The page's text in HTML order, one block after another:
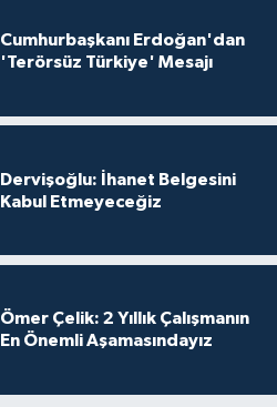
Cumhurbaşkanı Erdoğan'dan
'Terörsüz Türkiye' Mesajı
Dervişoğlu: İhanet Belgesini
Kabul Etmeyeceğiz
Ömer Çelik: 2 Yıllık Çalışmanın
En Önemli Aşamasındayız